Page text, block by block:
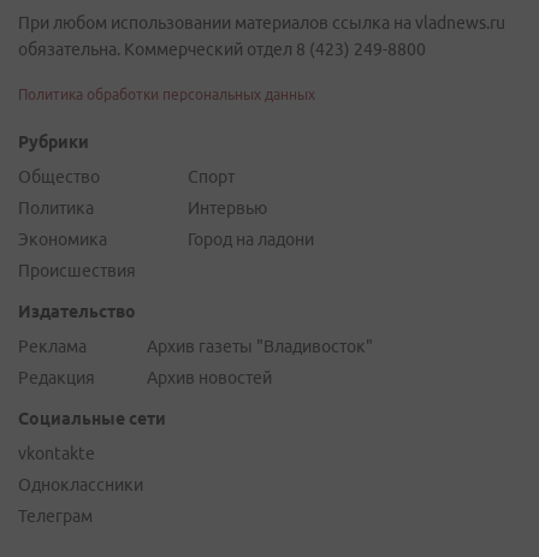
При любом использовании материалов ссылка на vladnews.ru
обязательна. Коммерческий отдел 8 (423) 249-8800
Политика обработки персональных данных
Рубрики
Общество
Политика
Экономика
Происшествия
Спорт
Интервью
Город на ладони
Издательство
Реклама
Редакция
Архив газеты "Владивосток"
Архив новостей
Социальные сети
vkontakte
Одноклассники
Телеграм